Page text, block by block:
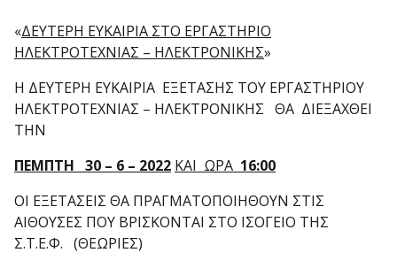
«ΔΕΥΤΕΡΗ ΕΥΚΑΙΡΙΑ ΣΤΟ ΕΡΓΑΣΤΗΡΙΟ
ΗΛΕΚΤΡΟΤΕΧΝΙΑΣ – ΗΛΕΚΤΡΟΝΙΚΗΣ»
Η ΔΕΥΤΕΡΗ ΕΥΚΑΙΡΙΑ ΕΞΕΤΑΣΗΣ ΤΟΥ ΕΡΓΑΣΤΗΡΙΟΥ
ΗΛΕΚΤΡΟΤΕΧΝΙΑΣ – ΗΛΕΚΤΡΟΝΙΚΗΣ ΘΑ ΔΙΕΞΑΧΘΕΙ
ΤΗΝ
ΠΕΜΠΤΗ 30 – 6 – 2022 ΚΑΙ ΩΡΑ 16:00
ΟΙ ΕΞΕΤΑΣΕΙΣ ΘΑ ΠΡΑΓΜΑΤΟΠΟΙΗΘΟΥΝ ΣΤΙΣ
ΑΙΘΟΥΣΕΣ ΠΟΥ ΒΡΙΣΚΟΝΤΑΙ ΣΤΟ ΙΣΟΓΕΙΟ ΤΗΣ
Σ.Τ.Ε.Φ. (ΘΕΩΡΙΕΣ)